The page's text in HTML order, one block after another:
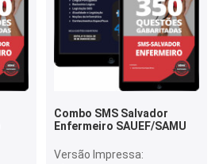
Combo SMS Salvador
Enfermeiro SAUEF/SAMU
Versão Impressa: